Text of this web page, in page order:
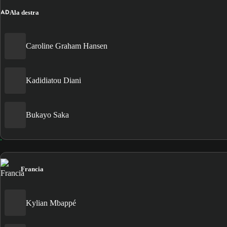
ADAla destra
Caroline Graham Hansen
Kadidiatou Diani
Bukayo Saka
Francia
Kylian Mbappé